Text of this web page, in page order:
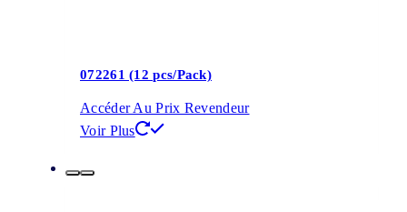
072261 (12 pcs/Pack)
Accéder Au Prix Revendeur
Voir Plus